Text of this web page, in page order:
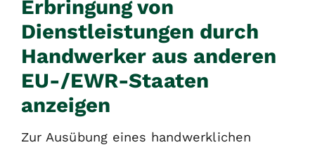
Erbringung von
Dienstleistungen durch
Handwerker aus anderen
EU-/EWR-Staaten
anzeigen
Zur Ausübung eines handwerklichen